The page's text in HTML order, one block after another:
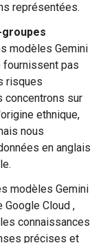
représentées.
modèles Gemini
fournissent pas
risques
concentrons sur
ethnique,
nous
en anglais
modèles Gemini
Cloud ,
connaissances
précises et